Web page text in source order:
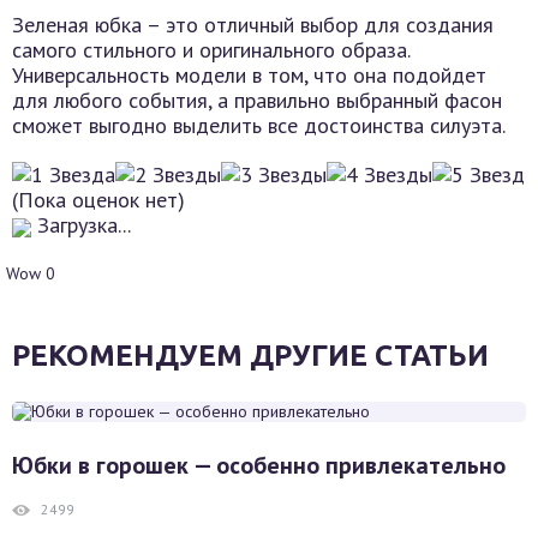
Зеленая юбка – это отличный выбор для создания
самого стильного и оригинального образа.
Универсальность модели в том, что она подойдет
для любого события, а правильно выбранный фасон
сможет выгодно выделить все достоинства силуэта.
(Пока оценок нет)
Загрузка...
Wow 0
РЕКОМЕНДУЕМ ДРУГИЕ СТАТЬИ
Юбки в горошек — особенно привлекательно
2499